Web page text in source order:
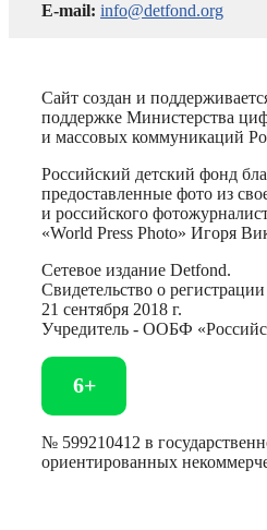
E-mail: info@detfond.org
Сайт создан и
поддержке Министерства
и массовых коммуникаций
Российский детский фонд
предоставленные фото из
и российского
«World Press Photo» Игоря
Сетевое издание Detfond.
Свидетельство о
21 сентября 2018 г.
Учредитель - ООБФ
6+
№ 599210412 в
ориентированных